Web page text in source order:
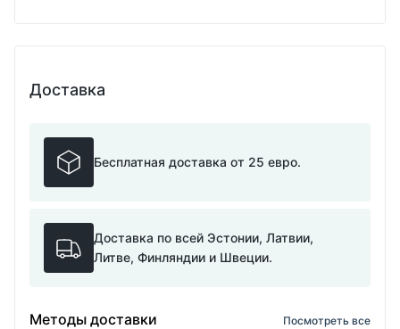
Доставка
Бесплатная доставка от 25 евро.
Доставка по всей Эстонии, Латвии,
Литве, Финляндии и Швеции.
Методы доставки Посмотреть все